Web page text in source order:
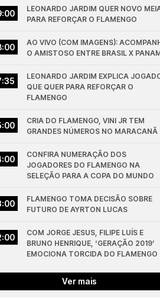
LEONARDO JARDIM QUER NOVO
PARA REFORÇAR O FLAMENGO
AO VIVO (COM IMAGENS):
O AMISTOSO ENTRE BRASIL X
LEONARDO JARDIM EXPLICA
QUE QUER PARA REFORÇAR O
FLAMENGO
CRIA DO FLAMENGO, VINI JR TEM
GRANDES NÚMEROS NO MARACANÃ
CONFIRA NUMERAÇÃO DOS
JOGADORES DO FLAMENGO NA
SELEÇÃO PARA A COPA DO MUNDO
FLAMENGO TOMA DECISÃO SOBRE
FUTURO DE AYRTON LUCAS
COM JORGE JESUS, FILIPE LUÍS E
BRUNO HENRIQUE, ‘GERAÇÃO 2019’
EMOCIONA TORCIDA DO FLAMENGO
Ver mais